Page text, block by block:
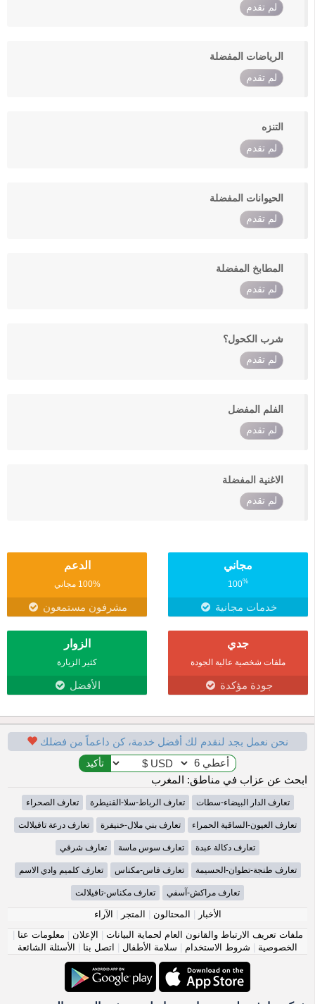
لم تقدم
الرياضات المفضلة
لم تقدم
التنزه
لم تقدم
الحيوانات المفضلة
لم تقدم
المطابخ المفضلة
لم تقدم
شرب الكحول؟
لم تقدم
الفلم المفضل
لم تقدم
الاغنية المفضلة
لم تقدم
مجاني
100%
خدمات مجانية
الدعم
100% مجاني
مشرفون مستمعون
جدي
ملفات شخصية عالية الجودة
جودة مؤكدة
الزوار
كثير الزيارة
الأفضل
نحن نعمل بجد لنقدم لك أفضل خدمة، كن داعماً من فضلك
ابحث عن عزاب في مناطق: المغرب
تعارف الدار البيضاء-سطات تعارف الرباط-سلا-القنيطرة تعارف الصحراء
تعارف العيون-الساقية الحمراء تعارف بني ملال-خنيفرة تعارف درعة تافيلالت
تعارف دكالة عبدة تعارف سوس ماسة تعارف شرقي
تعارف طنجة-تطوان-الحسيمة تعارف فاس-مكناس تعارف كلميم وادي الاسم
تعارف مراكش-آسفي تعارف مكناس-تافيلالت
الأخبار | المحتالون | المتجر | الآراء
ملفات تعريف الارتباط والقانون العام لحماية البيانات | الإعلان | معلومات عنا |
الخصوصية | شروط الاستخدام | سلامة الأطفال | اتصل بنا | الأسئلة الشائعة